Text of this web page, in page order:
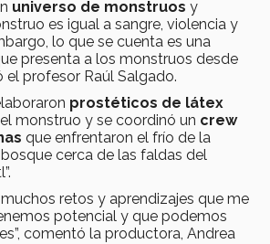
universo de monstruos y
es igual a sangre, violencia y
lo que se cuenta es una
presenta a los monstruos desde
el profesor Raúl Salgado.
prostéticos de látex
monstruo y se coordinó un crew
que enfrentaron el frío de la
cerca de las faldas del
retos y aprendizajes que me
potencial y que podemos
comentó la productora, Andrea